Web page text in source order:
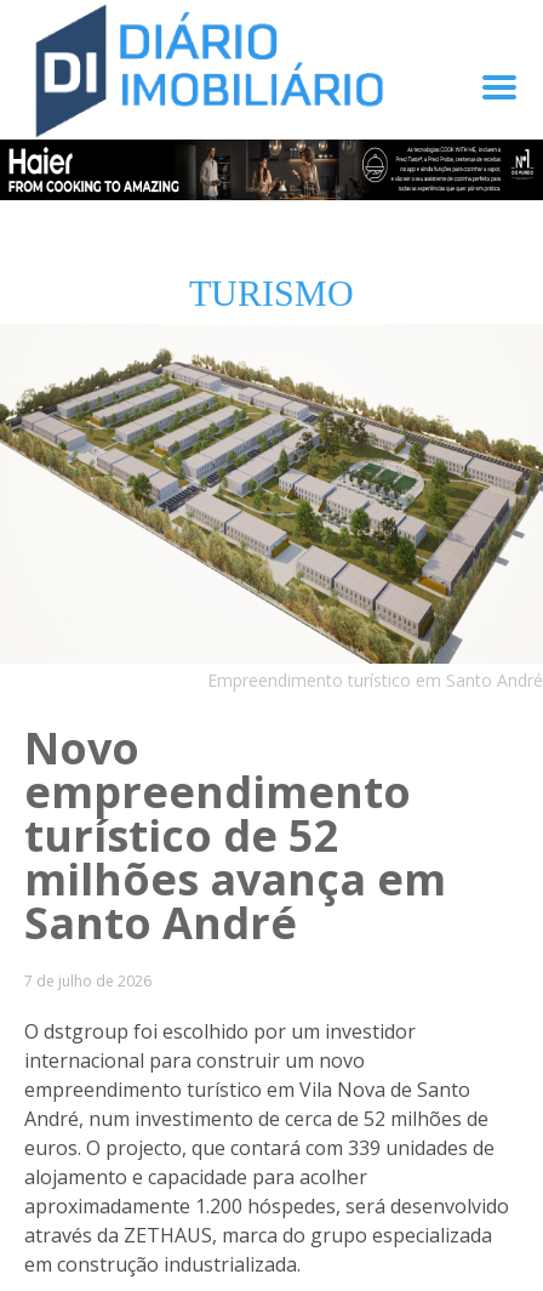
TURISMO
Empreendimento turístico em Santo André
Novo
empreendimento
turístico de 52
milhões avança em
Santo André
7 de julho de 2026
O dstgroup foi escolhido por um investidor
internacional para construir um novo
empreendimento turístico em Vila Nova de Santo
André, num investimento de cerca de 52 milhões de
euros. O projecto, que contará com 339 unidades de
alojamento e capacidade para acolher
aproximadamente 1.200 hóspedes, será desenvolvido
através da ZETHAUS, marca do grupo especializada
em construção industrializada.